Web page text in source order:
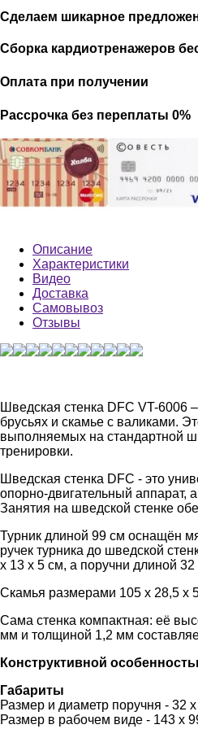
Сделаем шикарное
Сборка кардиотренажеров
Оплата при получении
Рассрочка без переплаты 0%
Описание
Характеристики
Видео
Доставка
Самовывоз
Отзывы
Шведская стенка DFC VT-6006
брусьях и скамье с валиками.
выполняемых на стандартной
тренировки.
Шведская стенка DFC - это
опорно-двигательный
Занятия на шведской стенке
Турник длиной 99 см оснащён
ручек турника до шведской
х 13 х 5 см, а поручни длиной
Скамья размерами 105 х 28,5 х
Сама стенка компактная: её
мм и толщиной 1,2 мм
Конструктивной
Габариты
Размер и диаметр поручня - 32
Размер в рабочем виде - 143 х